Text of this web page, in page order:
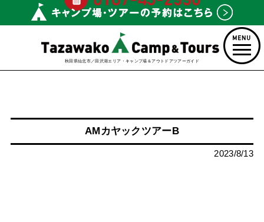
秋田県仙北市／田沢湖エリア・キャンプ場＆アウトドアツアーガイド
AMカヤックツアーB
2023/8/13